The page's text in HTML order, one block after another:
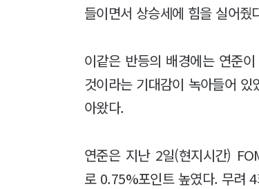
들이면서 상승세에 힘을 실어줬
이같은 반등의 배경에는 연준
것이라는 기대감이 녹아들어
아왔다.
연준은 지난 2일(현지시간)
로 0.75%포인트 높였다. 무려